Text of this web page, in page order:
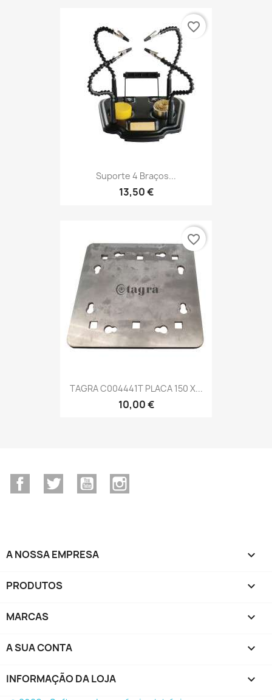
Suporte 4 Braços...
13,50 €
favorite_border
TAGRA C004441T PLACA 150 X...
10,00 €
favorite_border
FacebookTwitter YouTube
A NOSSA EMPRESA 
PRODUTOS 
MARCAS 
A SUA CONTA 
INFORMAÇÃO DA LOJA keyboard_arrow_down